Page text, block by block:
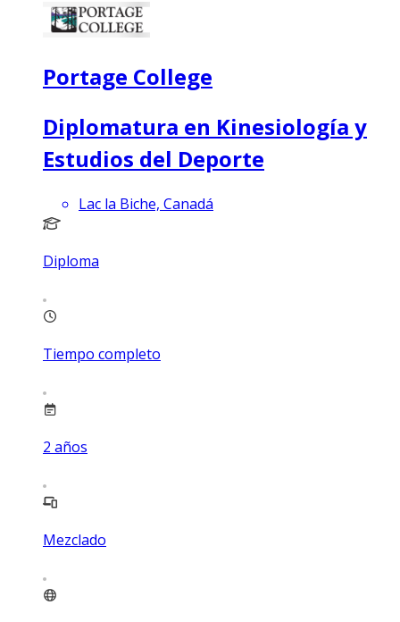
Portage College
Diplomatura en Kinesiología y
Estudios del Deporte
Lac la Biche, Canadá
Diploma
Tiempo completo
2 años
Mezclado